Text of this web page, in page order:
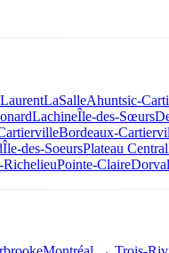
LaSalleAhuntsic-
LachineÎle-des-Sœurs
Bordeaux-
Île-des-SoeursPlateau Central
RichelieuPointe-ClaireDorval